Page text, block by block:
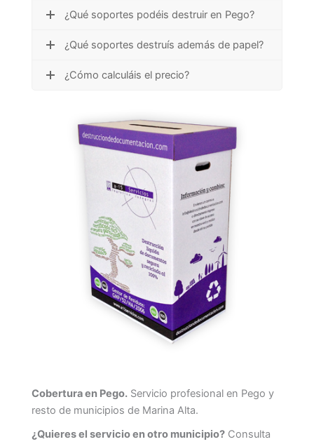
¿Qué soportes podéis destruir en Pego?
¿Qué soportes destruís además de papel?
¿Cómo calculáis el precio?
Cobertura en Pego. Servicio profesional en Pego y
resto de municipios de Marina Alta.
¿Quieres el servicio en otro municipio? Consulta